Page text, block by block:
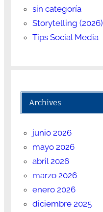
sin categoría
Storytelling (2026)
Tips Social Media
Archives
junio 2026
mayo 2026
abril 2026
marzo 2026
enero 2026
diciembre 2025